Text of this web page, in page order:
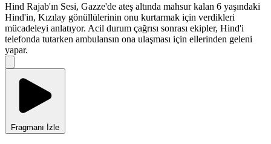
Hind Rajab'ın Sesi, Gazze'de ateş altında mahsur kalan 6 yaşındaki
Hind'in, Kızılay gönüllülerinin onu kurtarmak için verdikleri
mücadeleyi anlatıyor. Acil durum çağrısı sonrası ekipler, Hind'i
telefonda tutarken ambulansın ona ulaşması için ellerinden geleni
yapar.
Fragmanı İzle